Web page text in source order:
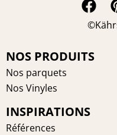
F
a
e
k
NOS PRODUITS
Nos parquets
Nos Vinyles
INSPIRATIONS
Références